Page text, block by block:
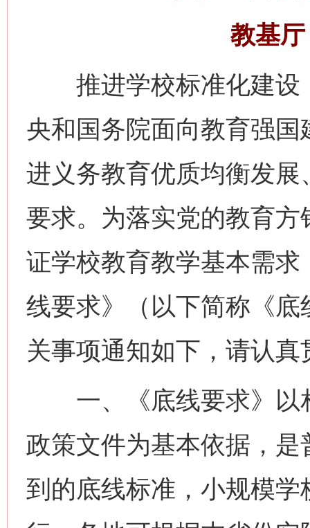
教基
推进学校标准化建设
央和国务院面向教育强
进义务教育优质均衡发
要求。为落实党的教育
证学校教育教学基本需
线要求》（以下简称《
关事项通知如下，请认真
一、《底线要求》以
政策文件为基本依据，
到的底线标准，小规模